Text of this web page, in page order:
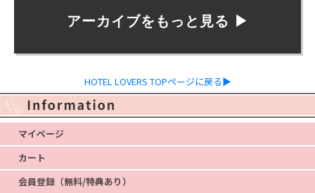
アーカイブをもっと見る ▶︎
HOTEL LOVERS TOPページに戻る▶
マイページ
カート
会員登録（無料/特典あり）